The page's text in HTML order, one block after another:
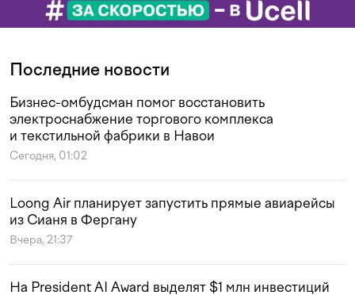
Последние новости
Бизнес-омбудсман помог восстановить
электроснабжение торгового комплекса
и текстильной фабрики в Навои
Сегодня, 01:02
Loong Air планирует запустить прямые авиарейсы
из Сианя в Фергану
Вчера, 21:37
На President AI Award выделят $1 млн инвестиций